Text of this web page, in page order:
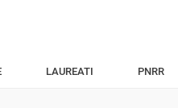
LAUREATI PNRR